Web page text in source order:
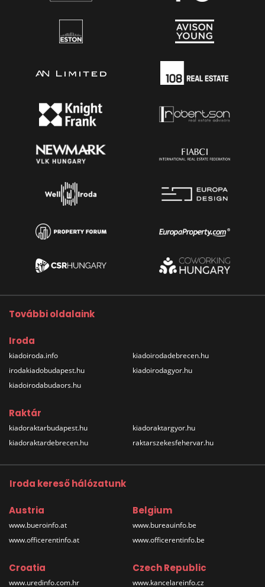
További oldalaink
Iroda
kiadoiroda.info
irodakiadobudapest.hu
kiadoirodabudaors.hu
kiadoirodadebrecen.hu
kiadoirodagyor.hu
Raktár
kiadoraktarbudapest.hu
kiadoraktardebrecen.hu
kiadoraktargyor.hu
raktarszekesfehervar.hu
Iroda kereső hálózatunk
Austria
www.bueroinfo.at
www.officerentinfo.at
Belgium
www.bureauinfo.be
www.officerentinfo.be
Croatia
www.uredinfo.com.hr
Czech Republic
www.kancelareinfo.cz